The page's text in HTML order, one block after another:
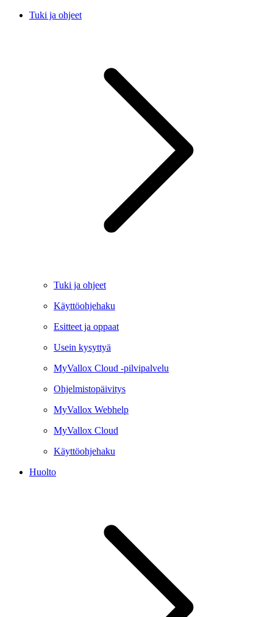
Tuki ja ohjeet
Tuki ja ohjeet
Käyttöohjehaku
Esitteet ja oppaat
Usein kysyttyä
MyVallox Cloud -pilvipalvelu
Ohjelmistopäivitys
MyVallox Webhelp
MyVallox Cloud
Käyttöohjehaku
Huolto